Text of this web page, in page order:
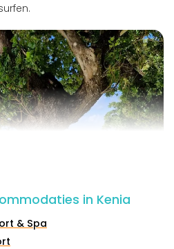
in Kenia
& Spa